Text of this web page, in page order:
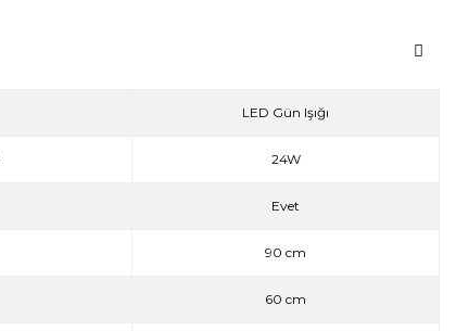
LED Gün Işığı
24W
Evet
90 cm
60 cm